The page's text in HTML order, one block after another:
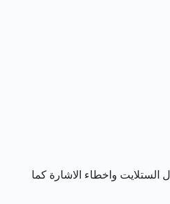
الستلايت واخطاء الاشارة كما